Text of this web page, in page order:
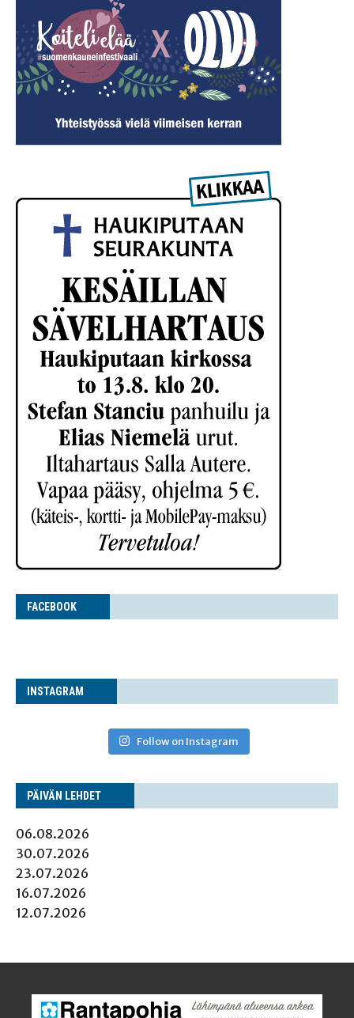
FACE­BOOK
INS­TA­GRAM
Follow on Instagram
PÄI­VÄN LEHDET
06.08.2026
30.07.2026
23.07.2026
16.07.2026
12.07.2026